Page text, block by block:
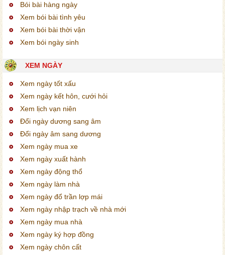
Bói bài hàng ngày
Xem bói bài tình yêu
Xem bói bài thời vận
Xem bói ngày sinh
XEM NGÀY
Xem ngày tốt xấu
Xem ngày kết hôn, cưới hỏi
Xem lịch vạn niên
Đổi ngày dương sang âm
Đổi ngày âm sang dương
Xem ngày mua xe
Xem ngày xuất hành
Xem ngày động thổ
Xem ngày làm nhà
Xem ngày đổ trần lợp mái
Xem ngày nhập trạch về nhà mới
Xem ngày mua nhà
Xem ngày ký hợp đồng
Xem ngày chôn cất